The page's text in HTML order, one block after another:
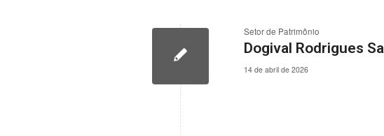
Setor de Patrimônio
Dogival Rodrigues
14 de abril de 2026